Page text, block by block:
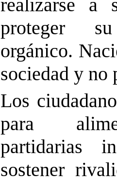
realizarse a
proteger
orgánico.
sociedad y no
Los
para
partidarias
sostener